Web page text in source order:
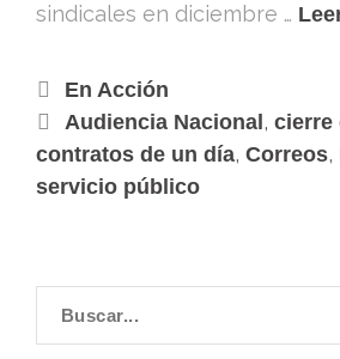
sindicales en diciembre …
En Acción
Audiencia Nacional , cierre
contratos de un día, Correos,
servicio público